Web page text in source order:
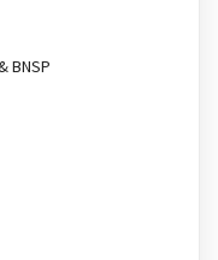
BNSP